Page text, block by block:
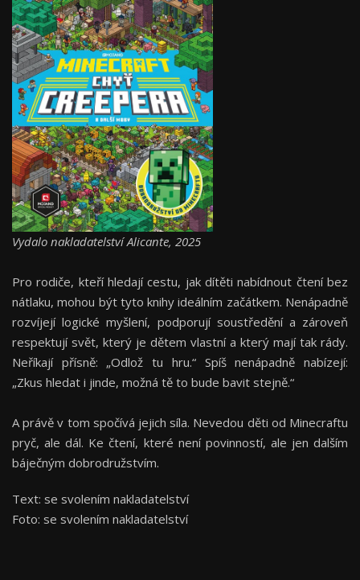
Vydalo nakladatelství Alicante, 2025
Pro rodiče, kteří hledají cestu, jak dítěti nabídnout čtení bez
nátlaku, mohou být tyto knihy ideálním začátkem. Nenápadně
rozvíjejí logické myšlení, podporují soustředění a zároveň
respektují svět, který je dětem vlastní a který mají tak rády.
Neříkají přísně: „Odlož tu hru.“ Spíš nenápadně nabízejí:
„Zkus hledat i jinde, možná tě to bude bavit stejně.“
A právě v tom spočívá jejich síla. Nevedou děti od Minecraftu
pryč, ale dál. Ke čtení, které není povinností, ale jen dalším
báječným dobrodružstvím.
Text: se svolením nakladatelství
Foto: se svolením nakladatelství